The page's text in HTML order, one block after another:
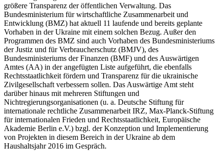
größere Transparenz der öffentlichen Verwaltung. Das
Bundesministerium für wirtschaftliche Zusammenarbeit und
Entwicklung (BMZ) hat aktuell 11 laufende und bereits geplante
Vorhaben in der Ukraine mit einem solchen Bezug. Außer den
Programmen des BMZ sind auch Vorhaben des Bundesministeriums
der Justiz und für Verbraucherschutz (BMJV), des
Bundesministeriums der Finanzen (BMF) und des Auswärtigen
Amtes (AA) in der angefügten Liste aufgeführt, die ebenfalls
Rechtsstaatlichkeit fördern und Transparenz für die ukrainische
Zivilgesellschaft verbessern sollen. Das Auswärtige Amt steht
darüber hinaus mit mehreren Stiftungen und
Nichtregierungsorganisationen (u. a. Deutsche Stiftung für
internationale rechtliche Zusammenarbeit IRZ, Max-Planck-Stiftung
für internationalen Frieden und Rechtsstaatlichkeit, Europäische
Akademie Berlin e.V.) bzgl. der Konzeption und Implementierung
von Projekten in diesem Bereich in der Ukraine ab dem
Haushaltsjahr 2016 im Gespräch.